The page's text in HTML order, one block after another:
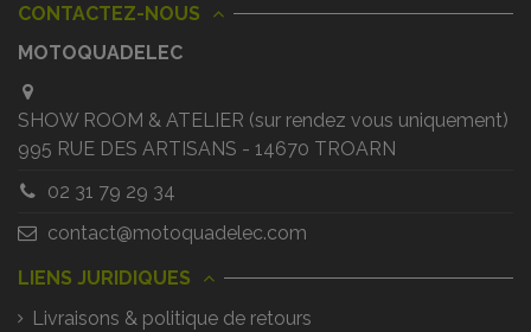
CONTACTEZ-NOUS
MOTOQUADELEC
SHOW ROOM & ATELIER (sur rendez vous uniquement)
995 RUE DES ARTISANS - 14670 TROARN
02 31 79 29 34
contact@motoquadelec.com
LIENS JURIDIQUES
Livraisons & politique de retours